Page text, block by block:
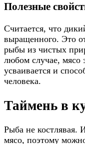
Полезные
Считается, что
выращенного. Это
рыбы из чистых
любом случае, мясо
усваивается и
человека.
Таймень в
Рыба не костлявая.
мясо, поэтому